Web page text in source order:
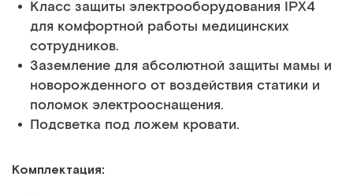
Класс защиты электрооборудования IPX4
для комфортной работы медицинских
сотрудников.
Заземление для абсолютной защиты мамы и
новорожденного от воздействия статики и
поломок электрооснащения.
Подсветка под ложем кровати.
Комплектация: